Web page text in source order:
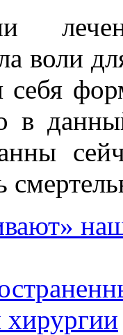
воли
в
хирургии